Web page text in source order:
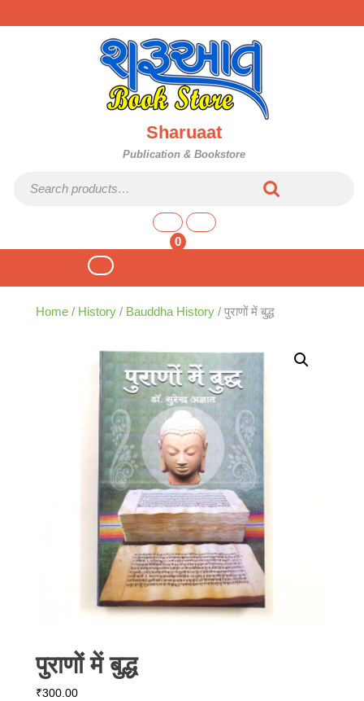
to
Sharuaat
Publication & Bookstore
0
shopping
Open
Button
Home / History / Bauddha History / पुराणों में बुद्ध
पुराणों में बुद्ध
₹300.00